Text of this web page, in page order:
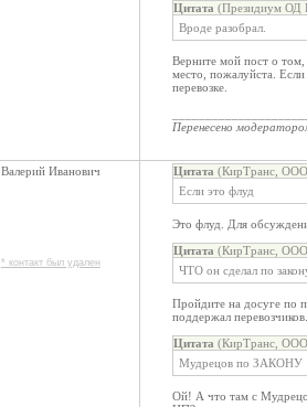
Цитата (Президиум ОД
Вроде разобрал.
Верните мой пост о том,
место, пожалуйста.
перевозке.
Перенесено
Валерий Иванович
* контакт был удален
Цитата (КирТранс,
Если это флуд
Это флуд. Для
Цитата (КирТранс,
ЧТО он сделал по
Пройдите на досуге по
поддержал перевозчиков.
Цитата (КирТранс,
Мудрецов по ЗАКОНУ
Ой! А что там с